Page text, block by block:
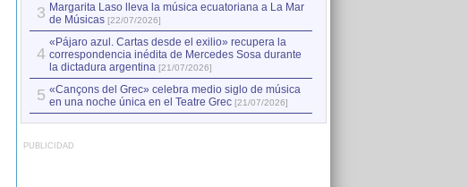
3 Margarita Laso lleva la música ecuatoriana a La Mar
de Músicas [22/07/2026]
4
«Pájaro azul. Cartas desde el exilio» recupera la
correspondencia inédita de Mercedes Sosa durante
la dictadura argentina [21/07/2026]
5 «Cançons del Grec» celebra medio siglo de música
en una noche única en el Teatre Grec [21/07/2026]
PUBLICIDAD